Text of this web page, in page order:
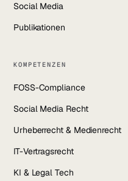
Social Media
Publikationen
KOMPETENZEN
FOSS-Compliance
Social Media Recht
Urheberrecht & Medienrecht
IT-Vertragsrecht
KI & Legal Tech